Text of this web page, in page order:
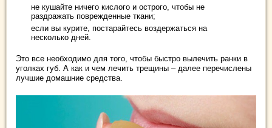
не кушайте ничего кислого и острого, чтобы не
раздражать поврежденные ткани;
если вы курите, постарайтесь воздержаться на
несколько дней.
Это все необходимо для того, чтобы быстро вылечить ранки в
уголках губ. А как и чем лечить трещины – далее перечислены
лучшие домашние средства.